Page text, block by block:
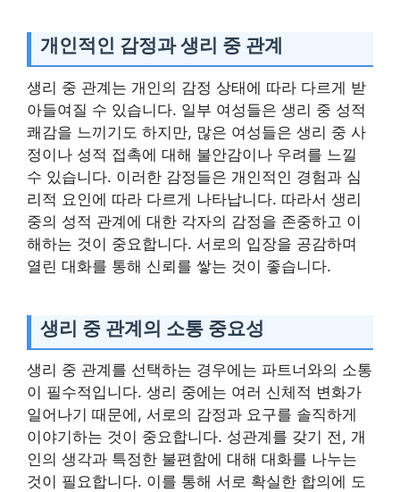
개인적인 감정과 생리 중 관계
생리 중 관계는 개인의 감정 상태에 따라 다르게 받
아들여질 수 있습니다. 일부 여성들은 생리 중 성적
쾌감을 느끼기도 하지만, 많은 여성들은 생리 중 사
정이나 성적 접촉에 대해 불안감이나 우려를 느낄
수 있습니다. 이러한 감정들은 개인적인 경험과 심
리적 요인에 따라 다르게 나타납니다. 따라서 생리
중의 성적 관계에 대한 각자의 감정을 존중하고 이
해하는 것이 중요합니다. 서로의 입장을 공감하며
열린 대화를 통해 신뢰를 쌓는 것이 좋습니다.
생리 중 관계의 소통 중요성
생리 중 관계를 선택하는 경우에는 파트너와의 소통
이 필수적입니다. 생리 중에는 여러 신체적 변화가
일어나기 때문에, 서로의 감정과 요구를 솔직하게
이야기하는 것이 중요합니다. 성관계를 갖기 전, 개
인의 생각과 특정한 불편함에 대해 대화를 나누는
것이 필요합니다. 이를 통해 서로 확실한 합의에 도